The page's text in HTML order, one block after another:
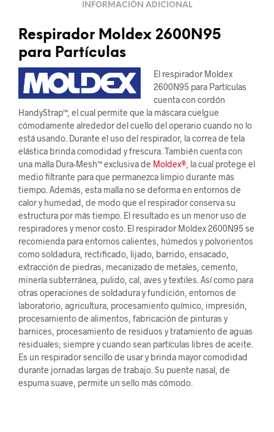
INFORMACIÓN ADICIONAL
Respirador Moldex 2600N95
para Partículas
El respirador Moldex
2600N95 para Partículas
cuenta con cordón
HandyStrap™, el cual permite que la máscara cuelgue
cómodamente alrededor del cuello del operario cuando no lo
está usando. Durante el uso del respirador, la correa de tela
elástica brinda comodidad y frescura. También cuenta con
una malla Dura-Mesh™ exclusiva de Moldex® , la cual protege el
medio filtrante para que permanezca limpio durante más
tiempo. Además, esta malla no se deforma en entornos de
calor y humedad, de modo que el respirador conserva su
estructura por más tiempo. El resultado es un menor uso de
respiradores y menor costo. El respirador Moldex 2600N95 se
recomienda para entornos calientes, húmedos y polvorientos
como soldadura, rectificado, lijado, barrido, ensacado,
extracción de piedras, mecanizado de metales, cemento,
minería subterránea, pulido, cal, aves y textiles. Así como para
otras operaciones de soldadura y fundición, entornos de
laboratorio, agricultura, procesamiento químico, impresión,
procesamiento de alimentos, fabricación de pinturas y
barnices, procesamiento de residuos y tratamiento de aguas
residuales; siempre y cuando sean partículas libres de aceite.
Es un respirador sencillo de usar y brinda mayor comodidad
durante jornadas largas de trabajo. Su puente nasal, de
espuma suave, permite un sello más cómodo.